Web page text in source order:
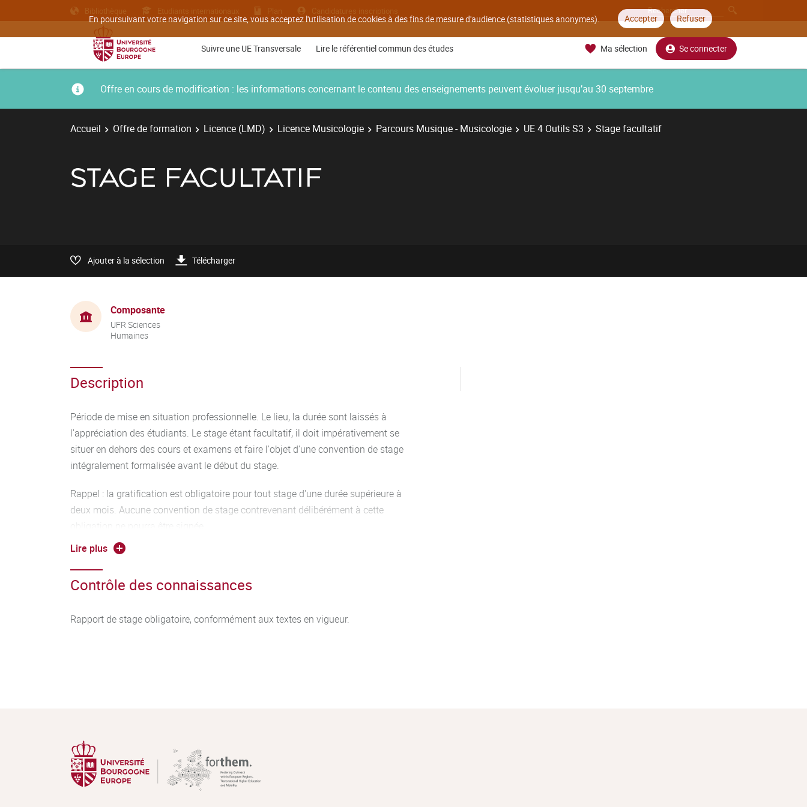
En poursuivant votre navigation sur ce site, vous acceptez l'utilisation de cookies à des fins de mesure d'audience (statistiques anonymes). Accepter Refuser
Bibliothèque Etudiants internationaux Plan Candidatures inscriptions
Suivre une UE Transversale Lire le référentiel commun des études Ma sélection Se connecter
Offre en cours de modification : les informations concernant le contenu des enseignements peuvent évoluer jusqu’au 30 septembre
Accueil Offre de formation Licence (LMD) Licence Musicologie Parcours Musique - Musicologie UE 4 Outils S3 Stage facultatif
STAGE FACULTATIF
Ajouter à la sélection Télécharger
Composante
UFR Sciences
Humaines
Description
Période de mise en situation professionnelle. Le lieu, la durée sont laissés à
l'appréciation des étudiants. Le stage étant facultatif, il doit impérativement se
situer en dehors des cours et examens et faire l'objet d'une convention de stage
intégralement formalisée avant le début du stage.
Rappel : la gratification est obligatoire pour tout stage d'une durée supérieure à
deux mois. Aucune convention de stage contrevenant délibérément à cette
Pas de durée minimum. En France, la durée maximum d'un stage est de six
mois par année universitaire.
Lire plus
Contrôle des connaissances
Rapport de stage obligatoire, conformément aux textes en vigueur.